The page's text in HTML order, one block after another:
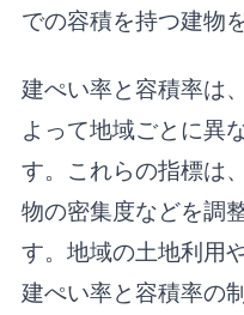
での容積を持つ建物
建ぺい率と容積率は
よって地域ごとに異
す。これらの指標は
物の密集度などを調
す。地域の土地利用
建ぺい率と容積率の